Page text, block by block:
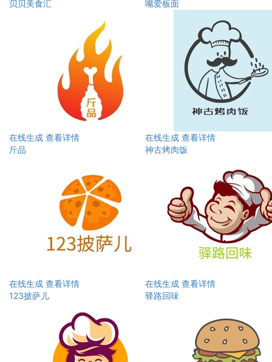
贝贝美食汇 嘴爱板面
在线生成 查看详情
斤品
在线生成 查看详情
神古烤肉饭
在线生成 查看详情
123披萨儿
在线生成 查看详情
驿路回味